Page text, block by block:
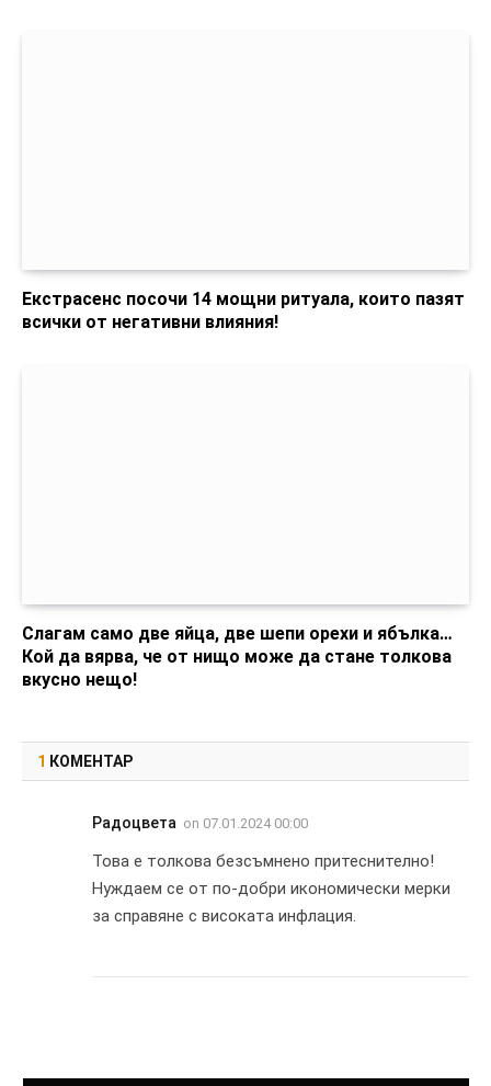
Екстрасенс посочи 14 мощни ритуала, които пазят
всички от негативни влияния!
Слагам само две яйца, две шепи орехи и ябълка…
Кой да вярва, че от нищо може да стане толкова
вкусно нещо!
1 КОМЕНТАР
Радоцвета on 07.01.2024 00:00
Това е толкова безсъмнено притеснително!
Нуждаем се от по-добри икономически мерки
за справяне с високата инфлация.